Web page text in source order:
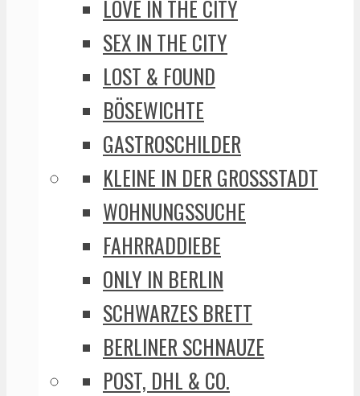
LOVE IN THE CITY
SEX IN THE CITY
LOST & FOUND
BÖSEWICHTE
GASTROSCHILDER
KLEINE IN DER GROSSSTADT
WOHNUNGSSUCHE
FAHRRADDIEBE
ONLY IN BERLIN
SCHWARZES BRETT
BERLINER SCHNAUZE
POST, DHL & CO.